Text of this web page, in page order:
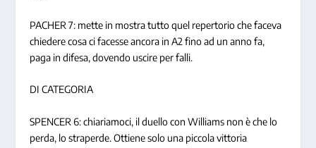
PACHER 7: mette in mostra tutto quel repertorio che faceva
chiedere cosa ci facesse ancora in A2 fino ad un anno fa,
paga in difesa, dovendo uscire per falli.
DI CATEGORIA
SPENCER 6: chiariamoci, il duello con Williams non è che lo
perda, lo straperde. Ottiene solo una piccola vittoria